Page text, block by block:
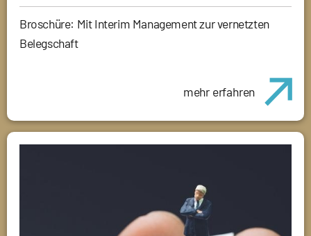
Broschüre: Mit Interim Management zur vernetzten
Belegschaft
mehr erfahren